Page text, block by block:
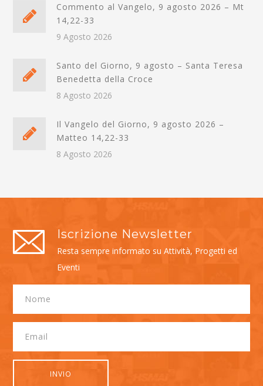
Commento al Vangelo, 9 agosto 2026 – Mt
14,22-33
9 Agosto 2026
Santo del Giorno, 9 agosto – Santa Teresa
Benedetta della Croce
8 Agosto 2026
Il Vangelo del Giorno, 9 agosto 2026 –
Matteo 14,22-33
8 Agosto 2026
Iscrizione Newsletter
Resta sempre informato su Attività, Progetti ed
Eventi